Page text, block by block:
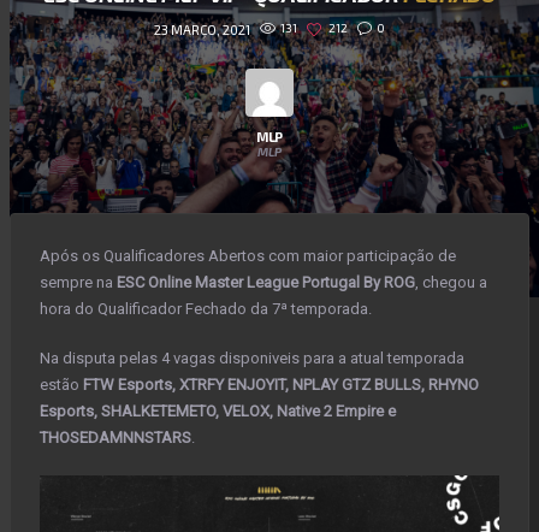
23 MARÇO, 2021 131 212 0
MLP
MLP
Após os Qualificadores Abertos com maior participação de
sempre na ESC Online Master League Portugal By ROG , chegou a
hora do Qualificador Fechado da 7ª temporada.
Na disputa pelas 4 vagas disponiveis para a atual temporada
estão FTW Esports, XTRFY ENJOYIT, NPLAY GTZ BULLS, RHYNO
Esports, SHALKETEMETO, VELOX, Native 2 Empire e
THOSEDAMNNSTARS.